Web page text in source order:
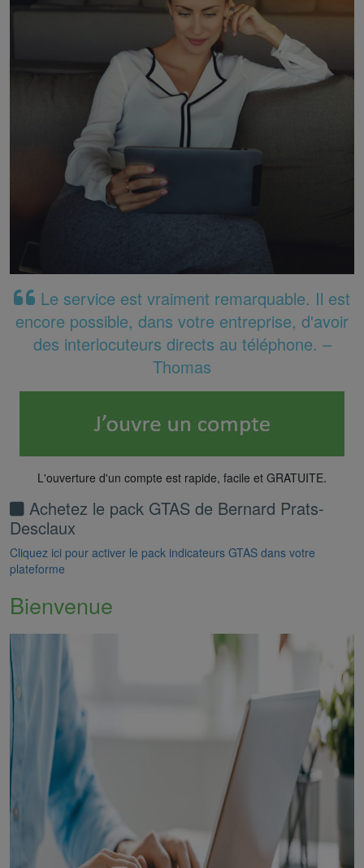
Le service est vraiment remarquable. Il est
encore possible, dans votre entreprise, d'avoir
des interlocuteurs directs au téléphone. –
Thomas
L'ouverture d'un compte est rapide, facile et GRATUITE.
Achetez le pack GTAS de Bernard Prats-
Desclaux
Cliquez ici pour activer le pack indicateurs GTAS dans votre
plateforme
Bienvenue